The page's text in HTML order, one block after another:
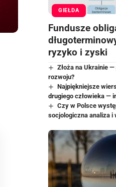
GIEŁDA
Fundusze
ryzyko i zyski
Złoża na Ukrainie
rozwoju?
Najpiękniejsze
drugiego człowieka —
Czy w Polsce
socjologiczna analiza i